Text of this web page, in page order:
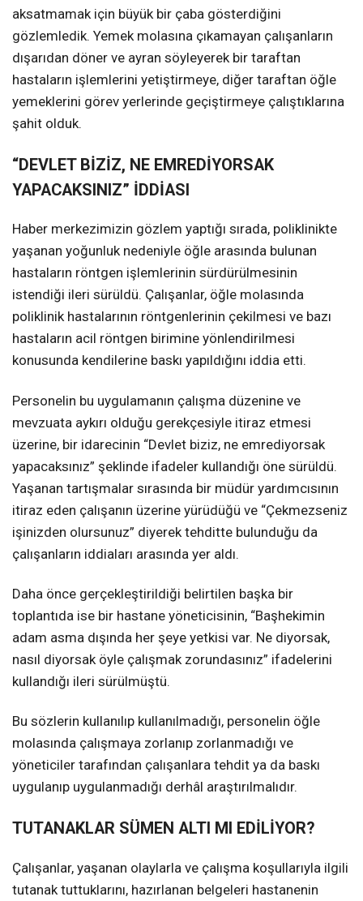
aksatmamak için büyük bir çaba gösterdiğini
gözlemledik. Yemek molasına çıkamayan çalışanların
dışarıdan döner ve ayran söyleyerek bir taraftan
hastaların işlemlerini yetiştirmeye, diğer taraftan öğle
yemeklerini görev yerlerinde geçiştirmeye çalıştıklarına
şahit olduk.
“DEVLET BİZİZ, NE EMREDİYORSAK
YAPACAKSINIZ” İDDİASI
Haber merkezimizin gözlem yaptığı sırada, poliklinikte
yaşanan yoğunluk nedeniyle öğle arasında bulunan
hastaların röntgen işlemlerinin sürdürülmesinin
istendiği ileri sürüldü. Çalışanlar, öğle molasında
poliklinik hastalarının röntgenlerinin çekilmesi ve bazı
hastaların acil röntgen birimine yönlendirilmesi
konusunda kendilerine baskı yapıldığını iddia etti.
Personelin bu uygulamanın çalışma düzenine ve
mevzuata aykırı olduğu gerekçesiyle itiraz etmesi
üzerine, bir idarecinin “Devlet biziz, ne emrediyorsak
yapacaksınız” şeklinde ifadeler kullandığı öne sürüldü.
Yaşanan tartışmalar sırasında bir müdür yardımcısının
itiraz eden çalışanın üzerine yürüdüğü ve “Çekmezseniz
işinizden olursunuz” diyerek tehditte bulunduğu da
çalışanların iddiaları arasında yer aldı.
Daha önce gerçekleştirildiği belirtilen başka bir
toplantıda ise bir hastane yöneticisinin, “Başhekimin
adam asma dışında her şeye yetkisi var. Ne diyorsak,
nasıl diyorsak öyle çalışmak zorundasınız” ifadelerini
kullandığı ileri sürülmüştü.
Bu sözlerin kullanılıp kullanılmadığı, personelin öğle
molasında çalışmaya zorlanıp zorlanmadığı ve
yöneticiler tarafından çalışanlara tehdit ya da baskı
uygulanıp uygulanmadığı derhâl araştırılmalıdır.
TUTANAKLAR SÜMEN ALTI MI EDİLİYOR?
Çalışanlar, yaşanan olaylarla ve çalışma koşullarıyla ilgili
tutanak tuttuklarını, hazırlanan belgeleri hastanenin